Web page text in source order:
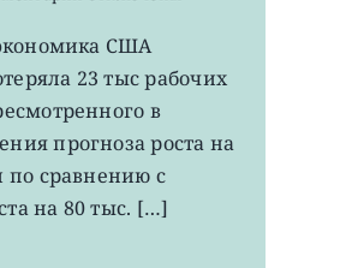
VOO:
рабочих
мест
США
неожиданно
сократилось
США
23 тыс рабочих
в
прогноза роста на
по сравнению с
на 80 тыс. […]